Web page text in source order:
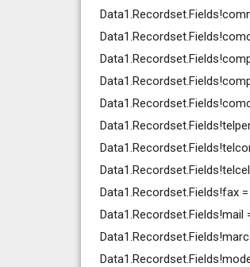
Data1.Recordset.Fields!fax
Data1.Recordset.Fields!mail